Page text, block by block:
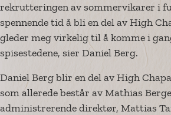
rekrutteringen av sommervikarer i
spennende tid å bli en del av High
gleder meg virkelig til å komme i
spisestedene, sier Daniel Berg.
Daniel Berg blir en del av High
som allerede består av Mathias
administrerende direktør, Mattias